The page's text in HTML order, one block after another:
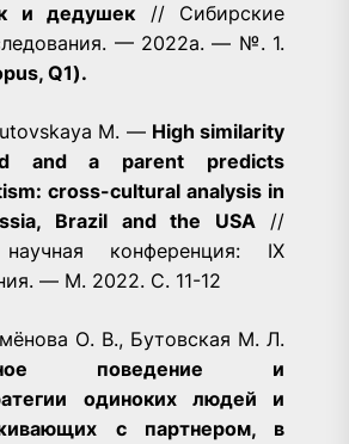
и дедушек // Сибирские
— 2022а. — №. 1.
Q1).
M. — High similarity
and a parent predicts
cross-cultural analysis in
Brazil and the USA //
конференция: IX
— М. 2022. С. 11-12
О. В., Бутовская М. Л.
поведение и
одиноких людей и
с партнером, в